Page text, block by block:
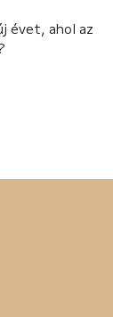
évet, ahol az